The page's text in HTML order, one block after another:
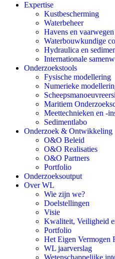
Expertise
Kustbescherming
Waterbeheer
Havens en vaarwegen
Waterbouwkundige
Hydraulica en
Internationale
Onderzoekstools
Fysische modellering
Numerieke
Maritiem
Meettechnieken en -
Sedimentlabo
Onderzoek & Ontwikkeling
O&O Beleid
O&O Realisaties
O&O Partners
Portfolio
Onderzoeksoutput
Over WL
Wie zijn we?
Doelstellingen
Visie
Kwaliteit, Veiligheid
Portfolio
Het Eigen Vermogen
WL jaarverslag
Wetenschappelijke